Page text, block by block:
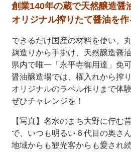
創業140年の蔵で天然醸造醤
オリジナル搾りたて醤油を作
できるだけ国産の材料を使い、
麹造りから手掛け、天然醸造醤
県内で唯一「永平寺御用達」免
醤油醸造場では、櫂入れから搾り
オリジナルのラベル作りまで体
ぜひチャレンジを！
【写真】名水のまち大野に佇む
で、いつも明るい６代目の奥さん
地域からも観光客からも愛され